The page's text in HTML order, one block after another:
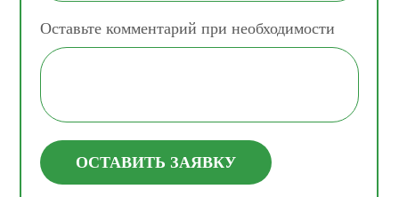
Оставьте комментарий при необходимости
ОСТАВИТЬ ЗАЯВКУ